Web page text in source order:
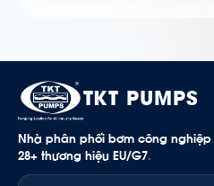
TKT PUMPS
Nhà phân phối bơm công nghiệp
28+ thương hiệu EU/G7.